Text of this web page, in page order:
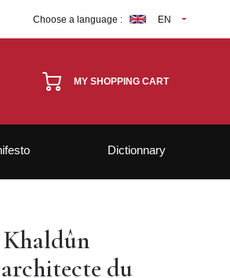
Choose a language : EN
MY SHOPPING CART
Dictionnary
du